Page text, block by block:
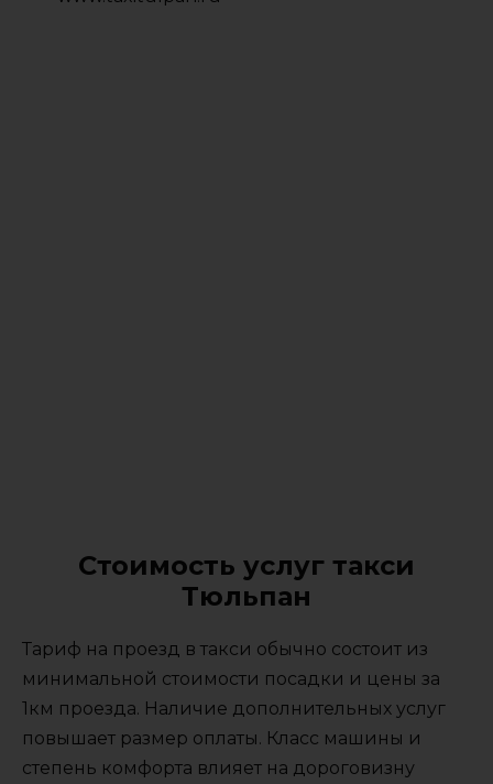
Стоимость услуг такси
Тюльпан
Тариф на проезд в такси обычно состоит из
минимальной стоимости посадки и цены за
1км проезда. Наличие дополнительных услуг
повышает размер оплаты. Класс машины и
степень комфорта влияет на дороговизну